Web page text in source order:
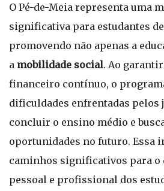
O Pé-de-Meia representa uma
significativa para estudantes
promovendo não apenas a
a mobilidade social. Ao
financeiro contínuo, o
dificuldades enfrentadas pelos
concluir o ensino médio e
oportunidades no futuro. Essa
caminhos significativos para o
pessoal e profissional dos